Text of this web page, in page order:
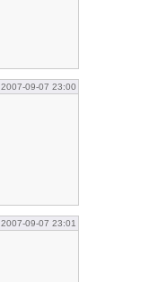
2007-09-07 23:00
2007-09-07 23:01